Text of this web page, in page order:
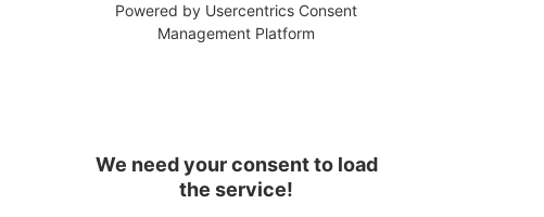
Powered by Usercentrics Consent
Management Platform
We need your consent to load
the service!